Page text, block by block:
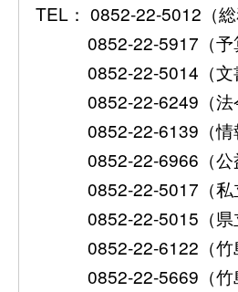
（正月廿七日
付 阿倍忠右衛
去冬久々の御下り
郎五郎へ申し越され
松浦河内守様
阿倍四郎五郎
（四月七日付 阿
倍四郎五郎書
申上る事
TEL： 0852-22-5012（総
0852-22-5917（予算
0852-22-5014（文
0852-22-6249（法
0852-22-6139（情報
0852-22-6966（公益
0852-22-5017（私立
0852-22-5015（県立
0852-22-6122（竹島
0852-22-5669（竹島